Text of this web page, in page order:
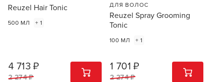
ВСЕ ХАРАКТЕРИСТИКИ
ПОДРОБНЕЕ О БРЕНДЕ
Reuzel Hair Tonic
500 МЛ + 1
4 713 ₽
2 274 ₽
1 ШТ
ДЛЯ ВОЛОС
Reuzel Spray Grooming
Tonic
100 МЛ + 1
1 701 ₽
2 274 ₽
1 ШТ